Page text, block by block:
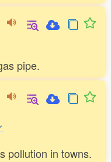
pipe.
pollution in towns.